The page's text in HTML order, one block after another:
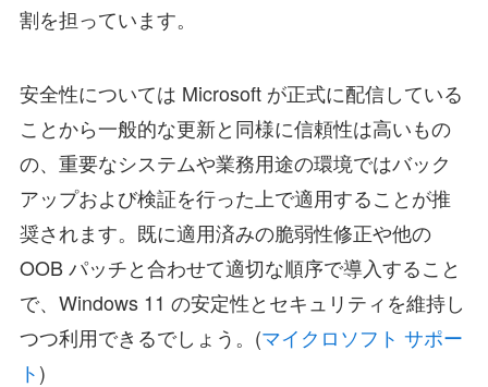
割を担っています。
安全性については Microsoft が正式に配信している
ことから一般的な更新と同様に信頼性は高いもの
の、重要なシステムや業務用途の環境ではバック
アップおよび検証を行った上で適用することが推
奨されます。既に適用済みの脆弱性修正や他の
OOB パッチと合わせて適切な順序で導入すること
で、Windows 11 の安定性とセキュリティを維持し
つつ利用できるでしょう。(マイクロソフト サポー
ト)